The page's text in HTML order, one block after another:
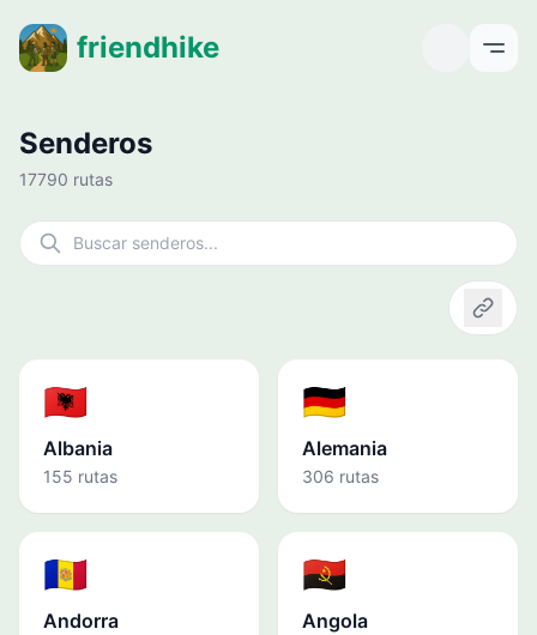
friendhike
Senderos
17790 rutas
Copiar
🇦🇱
Albania
155 rutas
🇩🇪
Alemania
306 rutas
🇦🇩
Andorra
🇦🇴
Angola